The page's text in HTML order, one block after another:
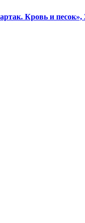
Кровь и песок»,